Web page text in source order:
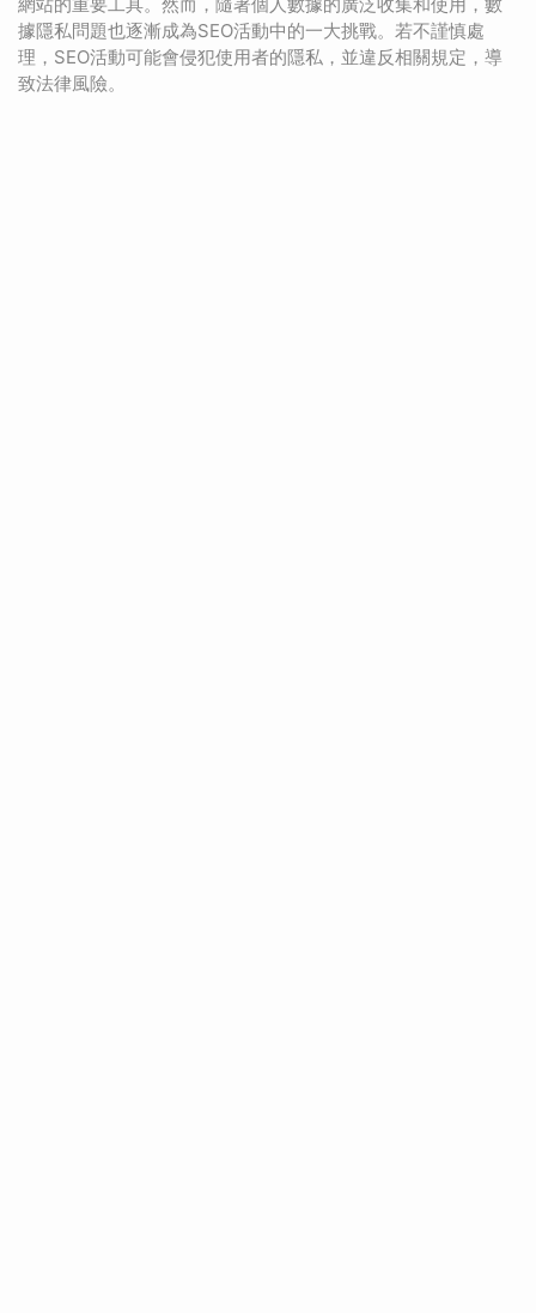
據隱私問題也逐漸成為SEO活動中的一大挑戰。若不謹慎處
理，SEO活動可能會侵犯使用者的隱私，並違反相關規定，導
致法律風險。